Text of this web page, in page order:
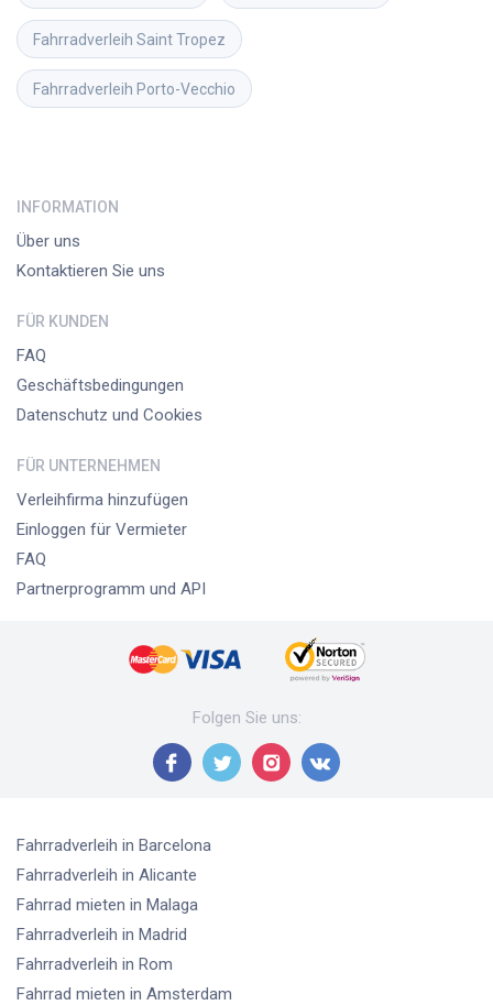
Fahrradverleih Saint Tropez
Fahrradverleih Porto-Vecchio
INFORMATION
Über uns
Kontaktieren Sie uns
FÜR KUNDEN
FAQ
Geschäftsbedingungen
Datenschutz und Cookies
FÜR UNTERNEHMEN
Verleihfirma hinzufügen
Einloggen für Vermieter
FAQ
Partnerprogramm und API
Folgen Sie uns:
Fahrradverleih in Barcelona
Fahrradverleih in Alicante
Fahrrad mieten in Malaga
Fahrradverleih in Madrid
Fahrradverleih in Rom
Fahrrad mieten in Amsterdam